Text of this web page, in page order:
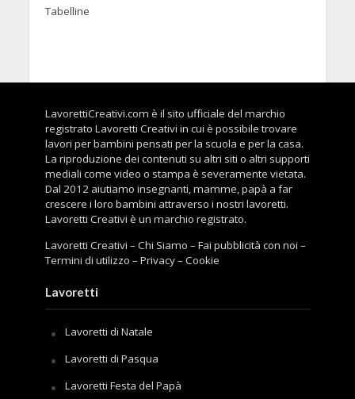
Tabelline
LavorettiCreativi.com è il sito ufficiale del marchio
registrato Lavoretti Creativi in cui è possibile trovare
lavori per bambini pensati per la scuola e per la casa.
La riproduzione dei contenuti su altri siti o altri supporti
mediali come video o stampa è severamente vietata.
Dal 2012 aiutiamo insegnanti, mamme, papà a far
crescere i loro bambini attraverso i nostri lavoretti.
Lavoretti Creativi è un marchio registrato.
Lavoretti Creativi –Chi Siamo –Fai pubblicità con noi –
Termini di utilizzo –Privacy–Cookie
Lavoretti
Lavoretti di Natale
Lavoretti di Pasqua
Lavoretti Festa del Papà